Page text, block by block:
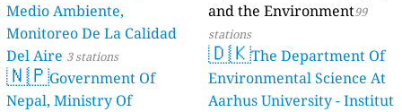
Medio Ambiente,
Monitoreo De La Calidad
Del Aire 3 stations
🇳🇵Government Of
Nepal, Ministry Of
and the Environment99
stations
🇩🇰The Department Of
Environmental Science At
Aarhus University - Institut